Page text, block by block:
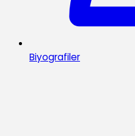
Biyografiler